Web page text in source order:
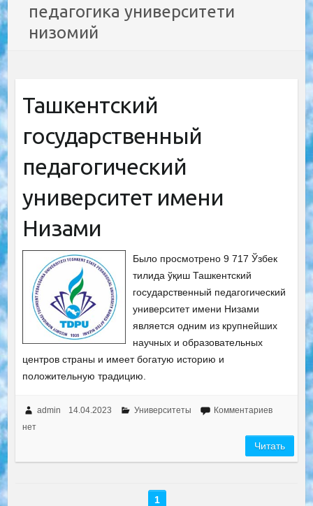
педагогика университети
низомий
Ташкентский
государственный
педагогический
университет имени
Низами
Было просмотрено 9 717 Ўзбек
тилида ўқиш Ташкентский
государственный педагогический
университет имени Низами
является одним из крупнейших
научных и образовательных
центров страны и имеет богатую историю и
положительную традицию.
admin 14.04.2023 Университеты
Комментариев
нет
Читать
1